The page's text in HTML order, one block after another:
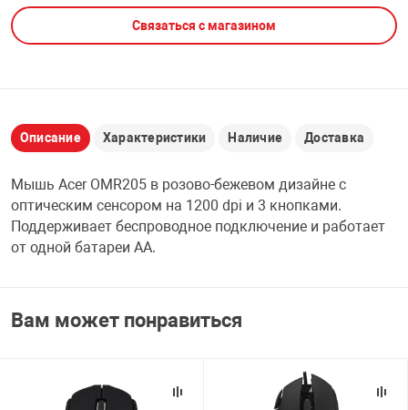
PCI АДАПТЕРЫ
USB
НАБОР ДЛЯ
CD-DVD ДИСКИ
ЛЕНТА ДЛЯ
ДОМА
ТЕХНИКА
Связаться с магазином
Описание Характеристики Наличие Доставка
Мышь Acer OMR205 в розово-бежевом дизайне с
оптическим сенсором на 1200 dpi и 3 кнопками.
Поддерживает беспроводное подключение и работает
от одной батареи AA.
Вам может понравиться